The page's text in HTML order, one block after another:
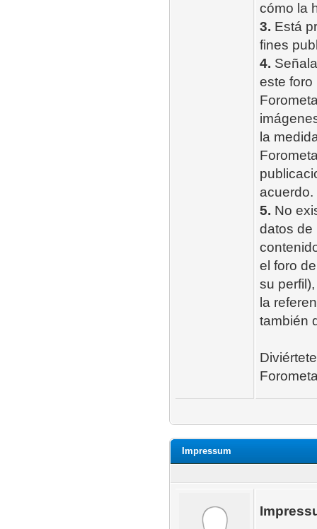
cómo la
3. Está
fines
4.
este foro
la
acuerdo.
5. No
datos de
el foro
su
la
también
Impressum